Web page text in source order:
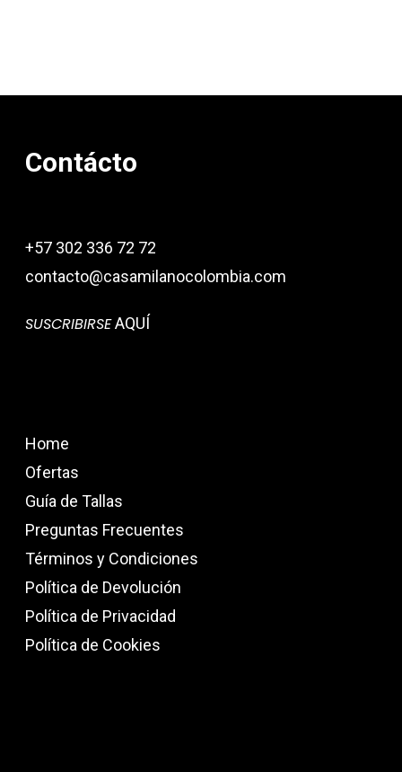
Contácto
+57 302 336 72 72
contacto@casamilanocolombia.com
SUSCRIBIRSEAQUÍ
Home
Ofertas
Guía de Tallas
Preguntas Frecuentes
Términos y Condiciones
Política de Devolución
Política de Privacidad
Política de Cookies